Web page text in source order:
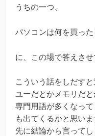
うちの一つ、
パソコンは何を買った
に、この場で答えさせ
こういう話をしだす
ユーだとかメモリだと
専門用語が多くなっ
も出てくるかと思いま
先に結論から言ってし